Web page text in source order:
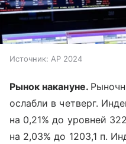
Источник: AP 2024
Рынок накануне.
ослабли в четверг.
на 0,21% до уровней
на 2,03% до 1203,1 п.